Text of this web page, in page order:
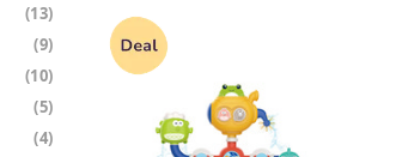
(13)
(9)
(10)
(5)
(4)